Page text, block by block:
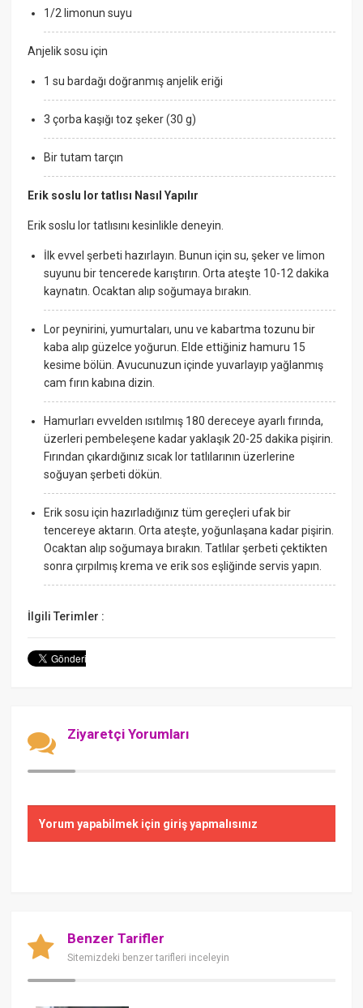
1/2 limonun suyu
Anjelik sosu için
1 su bardağı doğranmış anjelik eriği
3 çorba kaşığı toz şeker (30 g)
Bir tutam tarçın
Erik soslu lor tatlısı Nasıl Yapılır
Erik soslu lor tatlısını kesinlikle deneyin.
İlk evvel şerbeti hazırlayın. Bunun için su, şeker ve limon
suyunu bir tencerede karıştırın. Orta ateşte 10-12 dakika
kaynatın. Ocaktan alıp soğumaya bırakın.
Lor peynirini, yumurtaları, unu ve kabartma tozunu bir
kaba alıp güzelce yoğurun. Elde ettiğiniz hamuru 15
kesime bölün. Avucunuzun içinde yuvarlayıp yağlanmış
cam fırın kabına dizin.
Hamurları evvelden ısıtılmış 180 dereceye ayarlı fırında,
üzerleri pembeleşene kadar yaklaşık 20-25 dakika pişirin.
Fırından çıkardığınız sıcak lor tatlılarının üzerlerine
soğuyan şerbeti dökün.
Erik sosu için hazırladığınız tüm gereçleri ufak bir
tencereye aktarın. Orta ateşte, yoğunlaşana kadar pişirin.
Ocaktan alıp soğumaya bırakın. Tatlılar şerbeti çektikten
sonra çırpılmış krema ve erik sos eşliğinde servis yapın.
İlgili Terimler :
Ziyaretçi Yorumları
Yorum yapabilmek için giriş yapmalısınız
Benzer Tarifler
Sitemizdeki benzer tarifleri inceleyin